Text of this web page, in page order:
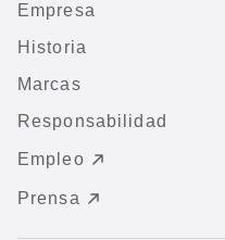
Empresa
Historia
Marcas
Responsabilidad
Empleo
Prensa